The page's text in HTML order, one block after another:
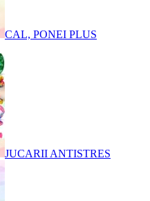
CAL, PONEI PLUS
JUCARII ANTISTRES